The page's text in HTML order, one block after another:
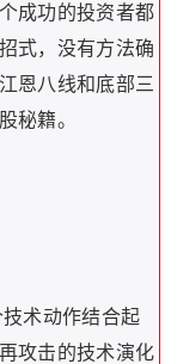
成功的投资者都
式，没有方法确
恩八线和底部三
秘籍。
术动作结合起
攻击的技术演化